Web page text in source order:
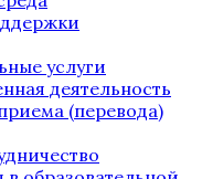
услуги
деятельность
(перевода)